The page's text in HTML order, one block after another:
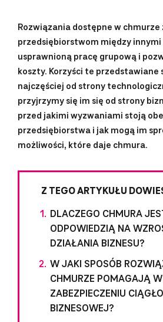
Rozwiązania dostępne w
przedsiębiorstwom między innymi
usprawnioną pracę grupową i
koszty. Korzyści te przedstawiane
najczęściej od strony
przyjrzymy się im się od strony
przed jakimi wyzwaniami stoją
przedsiębiorstwa i jak mogą im
możliwości, które daje chmura.
Z TEGO ARTYKUŁU
DLACZEGO CHMURA
ODPOWIEDZIĄ NA
DZIAŁANIA BIZNESU?
W JAKI SPOSÓB
CHMURZE POMAGAJĄ W
ZABEZPIECZENIU
BIZNESOWEJ?